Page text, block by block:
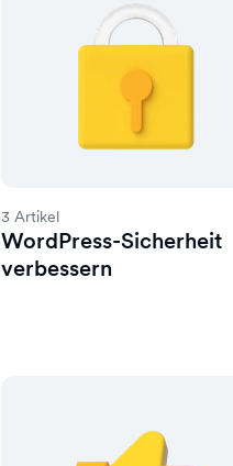
3 Artikel
WordPress-Sicherheit
verbessern